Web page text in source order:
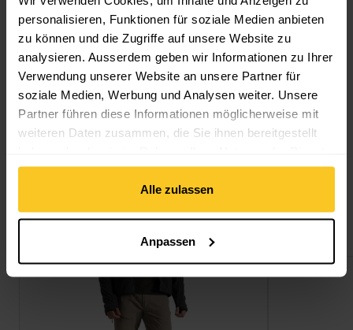
personalisieren, Funktionen für soziale Medien anbieten
zu können und die Zugriffe auf unsere Website zu
analysieren. Ausserdem geben wir Informationen zu Ihrer
Verwendung unserer Website an unsere Partner für
soziale Medien, Werbung und Analysen weiter. Unsere
Partner führen diese Informationen möglicherweise mit
weiteren Daten zusammen, die Sie ihnen bereitgestellt
gesammelt haben.
Alle zulassen
Anpassen
Beschreibung
Spezifikation
Das könnte dich auch interessieren
NosiLife Pro Trouser III ansehen NosiLife Pro